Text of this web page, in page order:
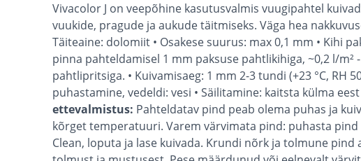
Vivacolor J on veepõhine kasutusvalmis vuugipahtel
vuukide, pragude ja aukude täitmiseks. Väga hea
Täiteaine: dolomiit • Osakese suurus: max 0,1 mm • Kihi
pinna pahteldamisel 1 mm paksuse pahtlikihiga, ~0,2 l/
pahtlipritsiga. • Kuivamisaeg: 1 mm 2-3 tundi (+23 °С,
puhastamine, vedeldi: vesi • Säilitamine: kaitsta külma
ettevalmistus: Pahteldatav pind peab olema puhas ja
kõrget temperatuuri. Varem värvimata pind: puhasta
Clean, loputa ja lase kuivada. Krundi nõrk ja tolmune